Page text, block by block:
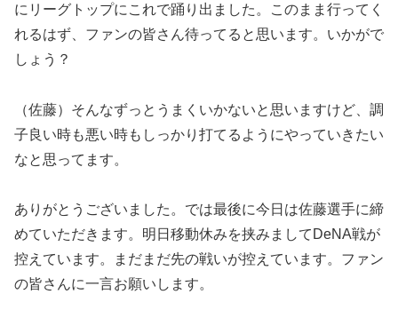
にリーグトップにこれで踊り出ました。このまま行ってく
れるはず、ファンの皆さん待ってると思います。いかがで
しょう？
（佐藤）そんなずっとうまくいかないと思いますけど、調
子良い時も悪い時もしっかり打てるようにやっていきたい
なと思ってます。
ありがとうございました。では最後に今日は佐藤選手に締
めていただきます。明日移動休みを挟みましてDeNA戦が
控えています。まだまだ先の戦いが控えています。ファン
の皆さんに一言お願いします。